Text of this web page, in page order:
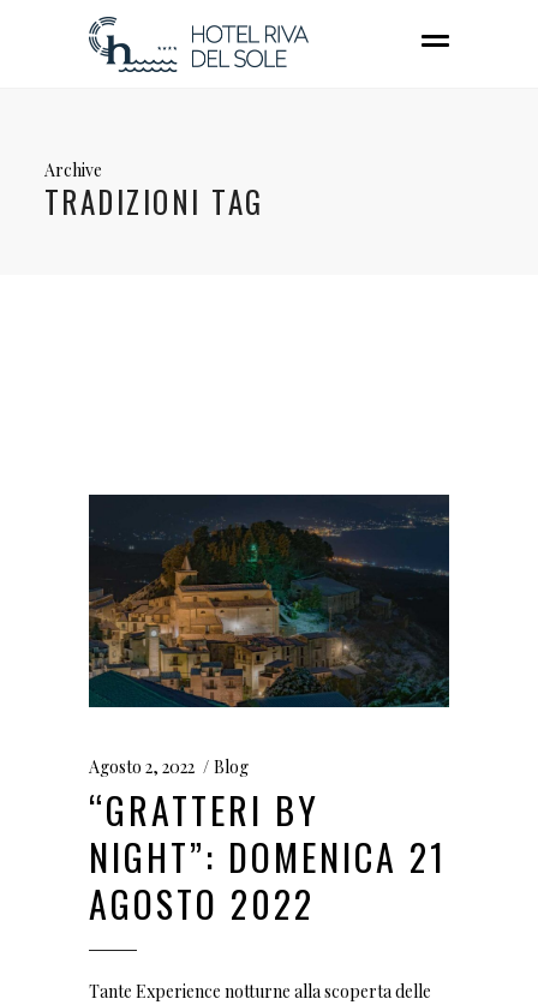
Archive
TRADIZIONI TAG
Agosto 2, 2022 Blog
“GRATTERI BY
NIGHT”: DOMENICA 21
AGOSTO 2022
Tante Experience notturne alla scoperta delle